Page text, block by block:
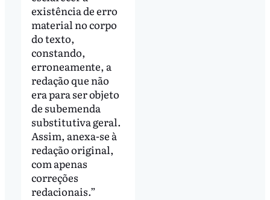
existência de erro
material no corpo
do texto,
constando,
erroneamente, a
redação que não
era para ser objeto
de subemenda
substitutiva geral.
Assim, anexa-se à
redação original,
com apenas
correções
redacionais.”